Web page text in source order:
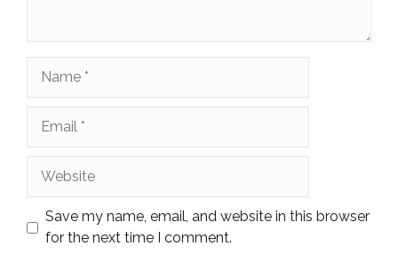
Save my name, email, and website in this browser
for the next time I comment.